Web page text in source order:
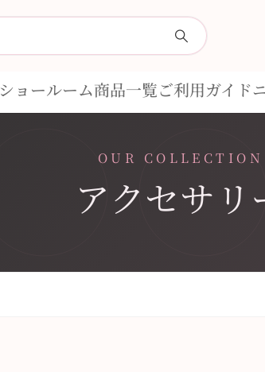
ショールーム商品一覧ご利用ガイド
OUR COLLECTION
アクセサリ